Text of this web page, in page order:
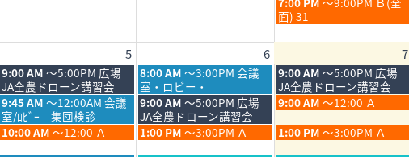
31st
2026
29th
7
月
31st
曜
日,
7
31st
2026
面) 31
5 6 7
水
曜
日,
8
月
5th
2026
9:00 AM ～5:00PM 広場
JA全農ドローン講習会
木
曜
日,
8
月
6th
2026
8:00 AM ～3:00PM 会議
室・ロビー・
金
曜
日,
8
月
7th
2026
9:00 AM ～5:00PM 広場
JA全農ドローン講習会
水
曜
日,
8
9:45 AM ～12:00AM 会議
室/ﾛﾋﾞｰ 集団検診
木
曜
日,
8
9:00 AM ～5:00PM 広場
JA全農ドローン講習会
金
曜
日,
8
9:00 AM ～12:00 Ａ
水
曜
10:00 AM ～12:00 Ａ
木
曜
1:00 PM ～3:00PM Ａ
金
曜
1:00 PM ～3:00PM Ａ